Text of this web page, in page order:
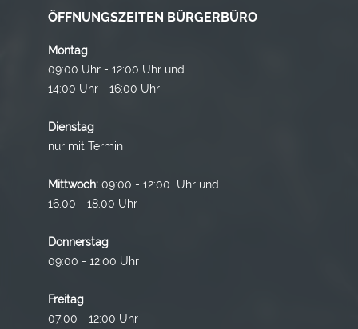
ÖFFNUNGSZEITEN BÜRGERBÜRO
Montag
09:00 Uhr - 12:00 Uhr und
14:00 Uhr - 16:00 Uhr
Dienstag
nur mit Termin
Mittwoch: 09:00 - 12:00 Uhr und
16.00 - 18.00 Uhr
Donnerstag
09:00 - 12:00 Uhr
Freitag
07:00 - 12:00 Uhr